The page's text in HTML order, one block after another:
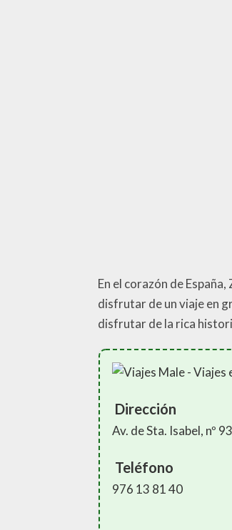
En el corazón de
disfrutar de un viaje en
disfrutar de la rica
Dirección
Av. de Sta. Isabel, nº
Teléfono
976 13 81 40